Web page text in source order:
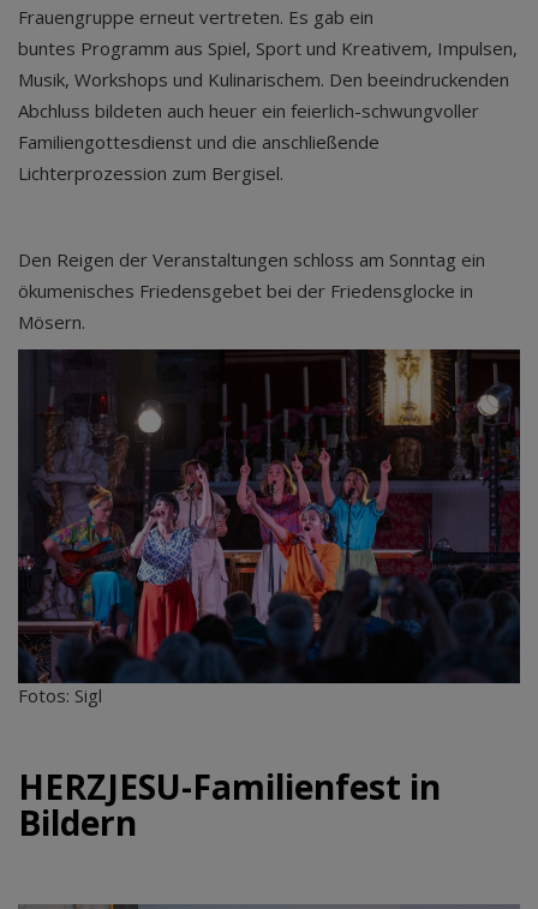
Frauengruppe erneut vertreten. Es gab ein
buntes Programm aus Spiel, Sport und Kreativem, Impulsen,
Musik, Workshops und Kulinarischem. Den beeindruckenden
Abchluss bildeten auch heuer ein feierlich-schwungvoller
Familiengottesdienst und die anschließende
Lichterprozession zum Bergisel.
Den Reigen der Veranstaltungen schloss am Sonntag ein
ökumenisches Friedensgebet bei der Friedensglocke in
Mösern.
Fotos: Sigl
HERZJESU-Familienfest in
Bildern